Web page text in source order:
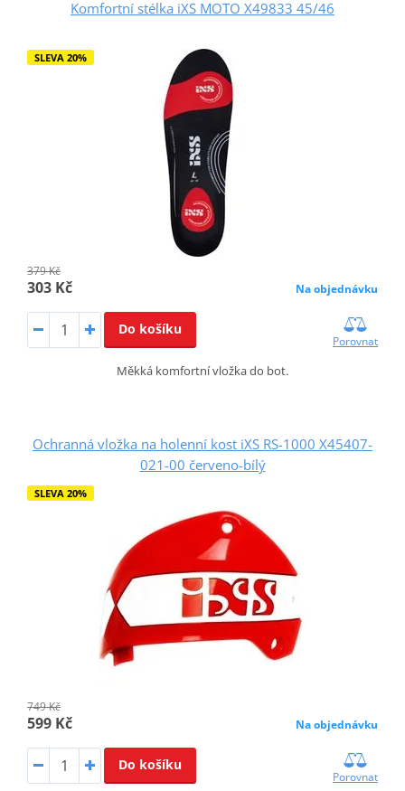
Komfortní stélka iXS MOTO X49833 45/46
SLEVA 20%
379 Kč
303 Kč Na objednávku
Do košíku
Porovnat
Měkká komfortní vložka do bot.
Ochranná vložka na holenní kost iXS RS-1000 X45407-
021-00 červeno-bílý
SLEVA 20%
749 Kč
599 Kč Na objednávku
Do košíku
Porovnat